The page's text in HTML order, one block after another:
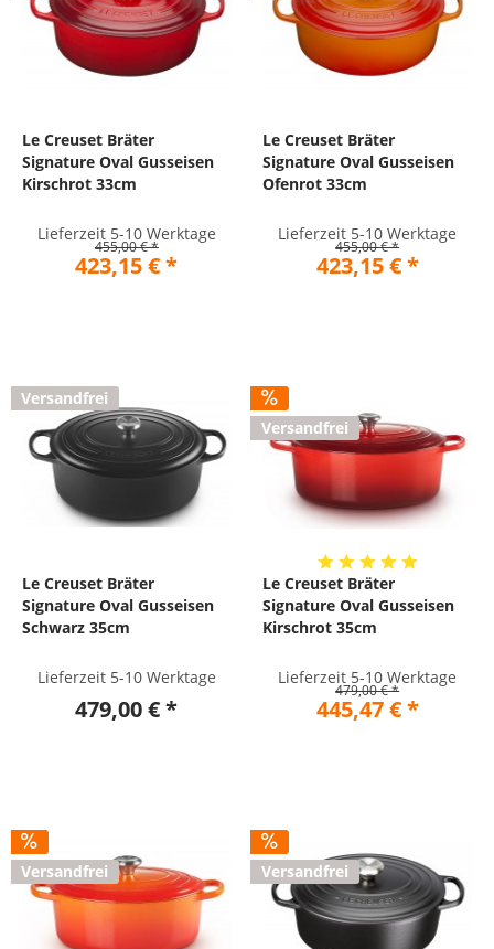
Le Creuset Bräter
Signature Oval Gusseisen
Kirschrot 33cm
Lieferzeit 5-10 Werktage
455,00 € *
423,15 € *
Le Creuset Bräter
Signature Oval Gusseisen
Ofenrot 33cm
Lieferzeit 5-10 Werktage
455,00 € *
423,15 € *
Versandfrei
Le Creuset Bräter
Signature Oval Gusseisen
Schwarz 35cm
Lieferzeit 5-10 Werktage
479,00 € *
Versandfrei
Le Creuset Bräter
Signature Oval Gusseisen
Kirschrot 35cm
Lieferzeit 5-10 Werktage
479,00 € *
445,47 € *
Versandfrei Versandfrei